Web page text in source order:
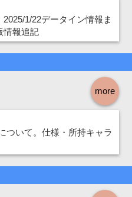
2025/1/22データイン情報ま
報追記
more
ついて。仕様・所持キャラ